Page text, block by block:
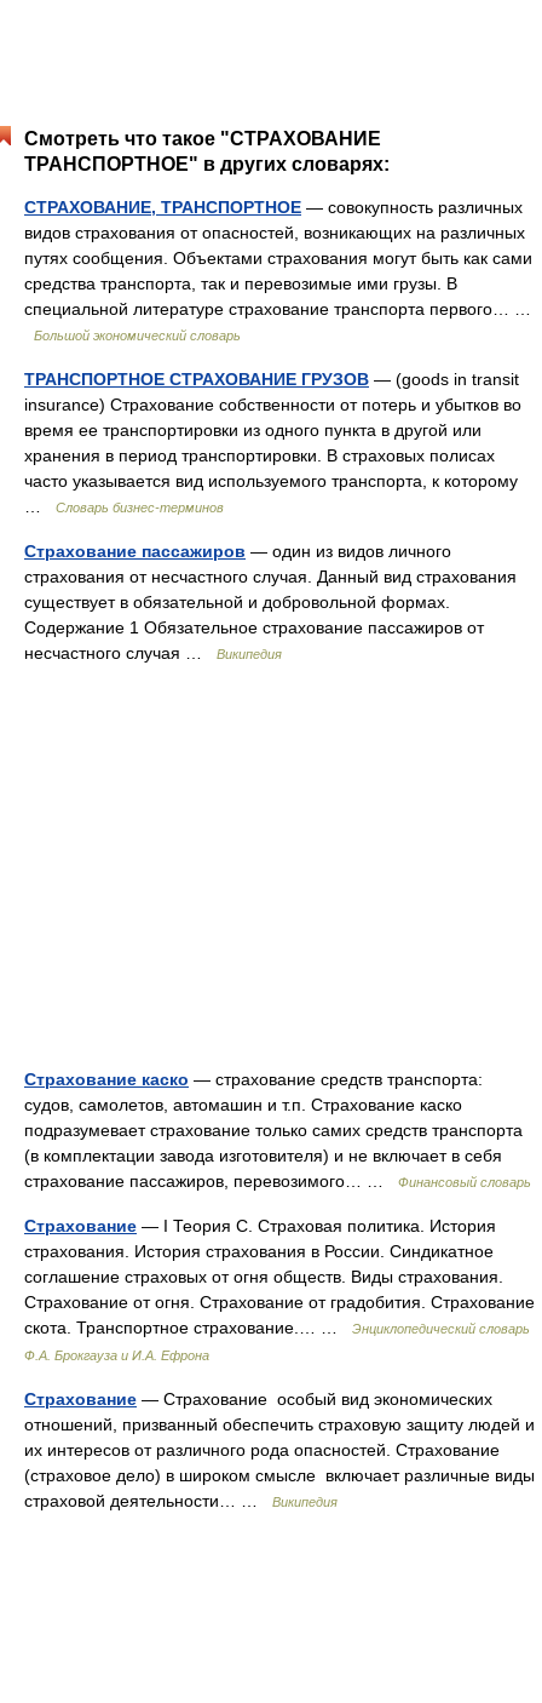
Смотреть что такое "СТРАХОВАНИЕ
ТРАНСПОРТНОЕ" в других словарях:
СТРАХОВАНИЕ, ТРАНСПОРТНОЕ — совокупность различных
видов страхования от опасностей, возникающих на различных
путях сообщения. Объектами страхования могут быть как сами
средства транспорта, так и перевозимые ими грузы. В
специальной литературе страхование транспорта первого… …
Большой экономический словарь
ТРАНСПОРТНОЕ СТРАХОВАНИЕ ГРУЗОВ — (goods in transit
insurance) Страхование собственности от потерь и убытков во
время ее транспортировки из одного пункта в другой или
хранения в период транспортировки. В страховых полисах
часто указывается вид используемого транспорта, к которому
Словарь бизнес-терминов
Страхование пассажиров — один из видов личного
страхования от несчастного случая. Данный вид страхования
существует в обязательной и добровольной формах.
Содержание 1 Обязательное страхование пассажиров от
несчастного случая …
Википедия
Страхование каско — страхование средств транспорта:
судов, самолетов, автомашин и т.п. Страхование каско
подразумевает страхование только самих средств транспорта
(в комплектации завода изготовителя) и не включает в себя
страхование пассажиров, перевозимого… …
Финансовый словарь
Страхование — I Теория С. Страховая политика. История
страхования. История страхования в России. Синдикатное
соглашение страховых от огня обществ. Виды страхования.
Страхование от огня. Страхование от градобития. Страхование
скота. Транспортное страхование.… …
Энциклопедический словарь
Ф.А. Брокгауза и И.А. Ефрона
Страхование — Страхование особый вид экономических
отношений, призванный обеспечить страховую защиту людей и
их интересов от различного рода опасностей. Страхование
(страховое дело) в широком смысле включает различные виды
страховой деятельности… …
Википедия